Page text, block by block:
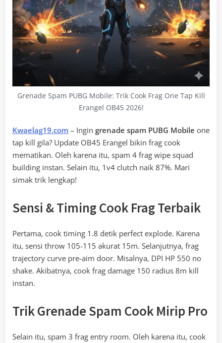
Grenade Spam PUBG Mobile: Trik Cook Frag One Tap Kill
Erangel OB45 2026!
Kwaelag19.com – Ingin grenade spam PUBG Mobile one
tap kill gila? Update OB45 Erangel bikin frag cook
mematikan. Oleh karena itu, spam 4 frag wipe squad
building instan. Selain itu, 1v4 clutch naik 87%. Mari
simak trik lengkap!
Sensi & Timing Cook Frag Terbaik
Pertama, cook timing 1.8 detik perfect explode. Karena
itu, sensi throw 105-115 akurat 15m. Selanjutnya, frag
trajectory curve pre-aim door. Misalnya, DPI HP 550 no
shake. Akibatnya, cook frag damage 150 radius 8m kill
instan.
Trik Grenade Spam Cook Mirip Pro
Selain itu, spam 3 frag entry room. Oleh karena itu, cook